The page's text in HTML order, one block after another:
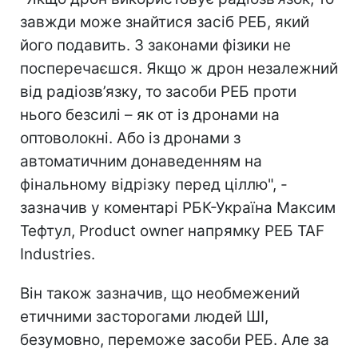
завжди може знайтися засіб РЕБ, який
його подавить. З законами фізики не
посперечаєшся. Якщо ж дрон незалежний
від радіозв’язку, то засоби РЕБ проти
нього безсилі – як от із дронами на
оптоволокні. Або із дронами з
автоматичним донаведенням на
фінальному відрізку перед ціллю", -
зазначив у коментарі РБК-Україна Максим
Тефтул, Product owner напрямку РЕБ TAF
Industries.
Він також зазначив, що необмежений
етичними засторогами людей ШІ,
безумовно, переможе засоби РЕБ. Але за